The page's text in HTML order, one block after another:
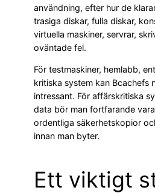
användning, efter hur de
trasiga diskar, fulla diskar,
virtuella maskiner, servrar,
oväntade fel.
För testmaskiner, hemlabb,
kritiska system kan Bcachefs
intressant. För affärskritiska
data bör man fortfarande
ordentliga säkerhetskopior
innan man byter.
Ett viktigt